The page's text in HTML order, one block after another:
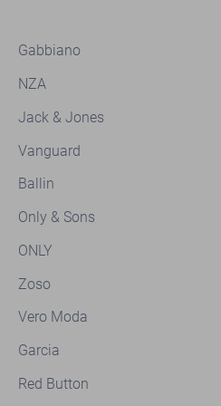
Gabbiano
NZA
Jack & Jones
Vanguard
Ballin
Only & Sons
ONLY
Zoso
Vero Moda
Garcia
Red Button